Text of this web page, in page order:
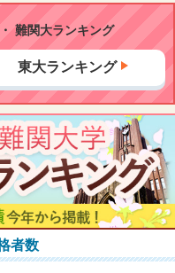
難関大ランキング
東大ランキング
者数